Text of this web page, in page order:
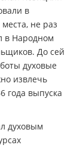
в
не раз
в Народном
До сей
духовые
извлечь
года выпуска
духовым